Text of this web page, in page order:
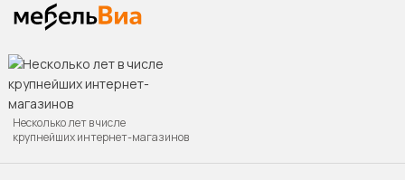
Несколько лет в числе
крупнейших интернет-магазинов